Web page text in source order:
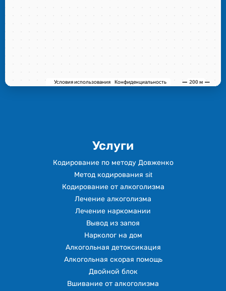
Услуги
Кодирование по методу Довженко
Метод кодирования sit
Кодирование от алкоголизма
Лечение алкоголизма
Лечение наркомании
Вывод из запоя
Нарколог на дом
Алкогольная детоксикация
Алкогольная скорая помощь
Двойной блок
Вшивание от алкоголизма